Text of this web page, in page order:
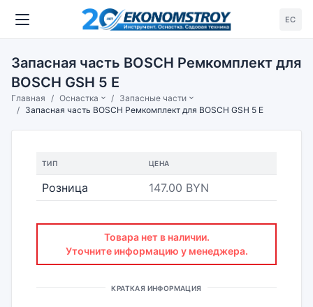
ЕС
Запасная часть BOSCH Ремкомплект для
BOSCH GSH 5 E
Главная Оснастка
Запасные части
Запасная часть BOSCH Ремкомплект для BOSCH GSH 5 E
ТИП ЦЕНА
Розница 147.00 BYN
Товара нет в наличии.
Уточните информацию у менеджера.
КРАТКАЯ ИНФОРМАЦИЯ